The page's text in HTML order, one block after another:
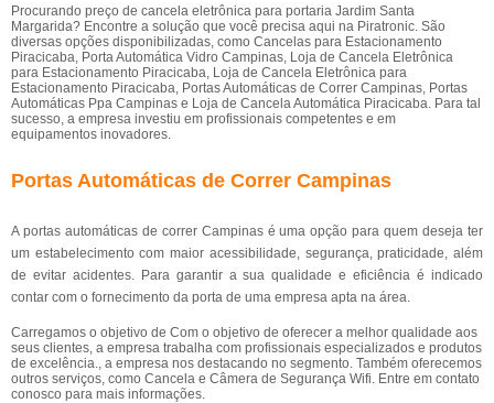
Procurando preço de cancela eletrônica para portaria Jardim Santa
Margarida? Encontre a solução que você precisa aqui na Piratronic. São
diversas opções disponibilizadas, como Cancelas para Estacionamento
Piracicaba, Porta Automática Vidro Campinas, Loja de Cancela Eletrônica
para Estacionamento Piracicaba, Loja de Cancela Eletrônica para
Estacionamento Piracicaba, Portas Automáticas de Correr Campinas, Portas
Automáticas Ppa Campinas e Loja de Cancela Automática Piracicaba. Para tal
sucesso, a empresa investiu em profissionais competentes e em
equipamentos inovadores.
Portas Automáticas de Correr Campinas
A portas automáticas de correr Campinas é uma opção para quem deseja ter
um estabelecimento com maior acessibilidade, segurança, praticidade, além
de evitar acidentes. Para garantir a sua qualidade e eficiência é indicado
contar com o fornecimento da porta de uma empresa apta na área.
Carregamos o objetivo de Com o objetivo de oferecer a melhor qualidade aos
seus clientes, a empresa trabalha com profissionais especializados e produtos
de excelência., a empresa nos destacando no segmento. Também oferecemos
outros serviços, como Cancela e Câmera de Segurança Wifi. Entre em contato
conosco para mais informações.